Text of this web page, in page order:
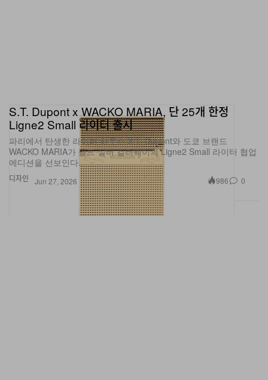
디자인
S.T. Dupont x WACKO MARIA, 단 25개 한정
Ligne2 Small 라이터 출시
파리에서 탄생한 라이터 하우스 S.T. Dupont와 도쿄 브랜드
WACKO MARIA가 골드·실버 컬러웨이의 Ligne2 Small 라이터 협업
에디션을 선보인다.
Jun 27, 2026 986 0